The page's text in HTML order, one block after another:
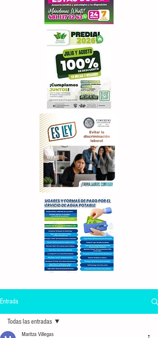
Entrada
Todas las entradas
Maritza Villegas